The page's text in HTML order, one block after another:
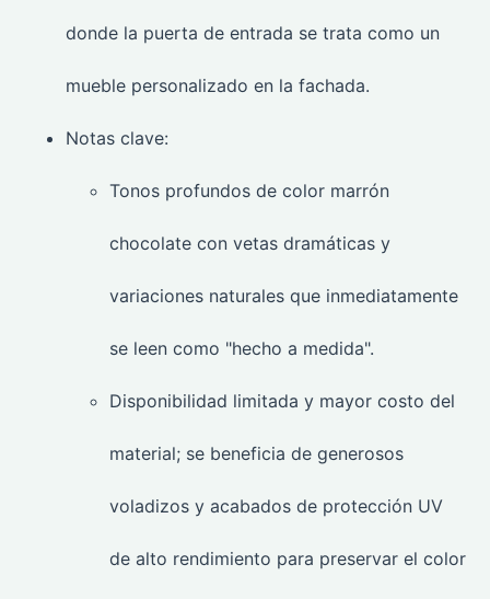
donde la puerta de entrada se trata como un
mueble personalizado en la fachada.
Notas clave:
Tonos profundos de color marrón
chocolate con vetas dramáticas y
variaciones naturales que inmediatamente
se leen como "hecho a medida".
Disponibilidad limitada y mayor costo del
material; se beneficia de generosos
voladizos y acabados de protección UV
de alto rendimiento para preservar el color